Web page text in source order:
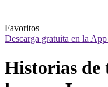
Favoritos
Descarga gratuita en la
Historias de